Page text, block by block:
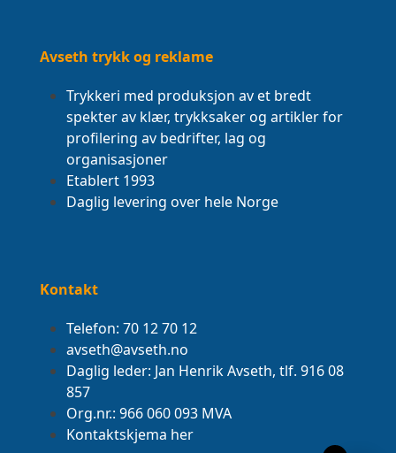
Avseth trykk og reklame
Trykkeri med produksjon av et bredt
spekter av klær, trykksaker og artikler for
profilering av bedrifter, lag og
organisasjoner
Etablert 1993
Daglig levering over hele Norge
Kontakt
Telefon: 70 12 70 12
avseth@avseth.no
Daglig leder: Jan Henrik Avseth, tlf. 916 08
857
Org.nr.: 966 060 093 MVA
Kontaktskjema her